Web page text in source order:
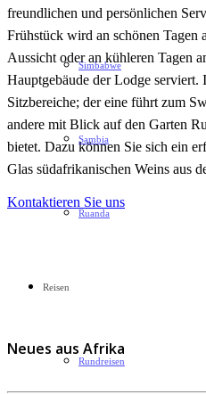
Simbabwe
Sambia
Ruanda
Reisen
Rundreisen
freundlichen und persönlichen
Frühstück wird an schönen
Aussicht oder an kühleren Tagen
Hauptgebäude der Lodge
Sitzbereiche; der eine führt zum
andere mit Blick auf den Garten
bietet. Dazu können Sie sich ein
Glas südafrikanischen Weins aus
Kontaktieren Sie uns
Neues aus Afrika